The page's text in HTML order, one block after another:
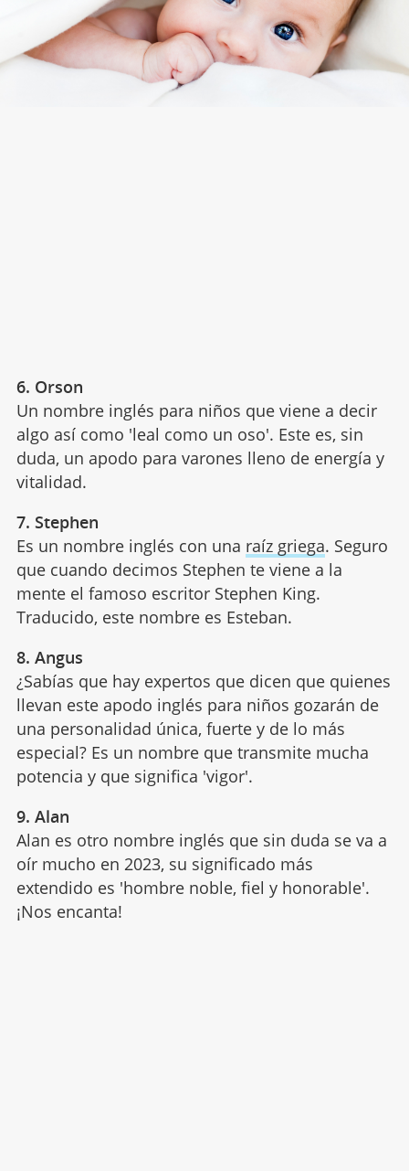
6. Orson
Un nombre inglés para niños que viene a decir
algo así como 'leal como un oso'. Este es, sin
duda, un apodo para varones lleno de energía y
vitalidad.
7. Stephen
Es un nombre inglés con una raíz griega. Seguro
que cuando decimos Stephen te viene a la
mente el famoso escritor Stephen King.
Traducido, este nombre es Esteban.
8. Angus
¿Sabías que hay expertos que dicen que quienes
llevan este apodo inglés para niños gozarán de
una personalidad única, fuerte y de lo más
especial? Es un nombre que transmite mucha
potencia y que significa 'vigor'.
9. Alan
Alan es otro nombre inglés que sin duda se va a
oír mucho en 2023, su significado más
extendido es 'hombre noble, fiel y honorable'.
¡Nos encanta!